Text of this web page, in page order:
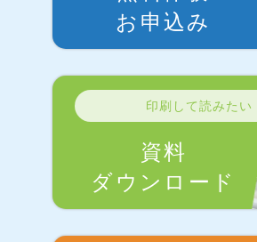
お申込み
印刷して読みたい
資料
ダウンロード